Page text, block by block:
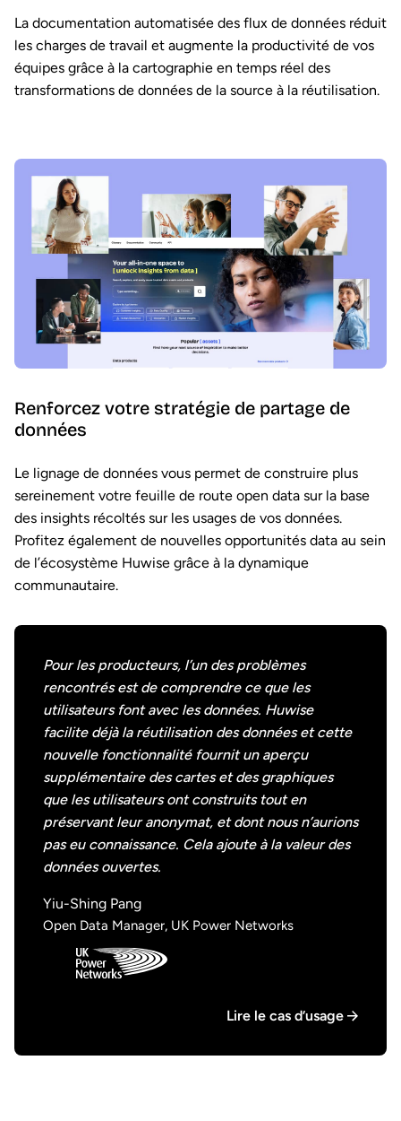
La documentation automatisée des flux de données réduit
les charges de travail et augmente la productivité de vos
équipes grâce à la cartographie en temps réel des
transformations de données de la source à la réutilisation.
Renforcez votre stratégie de partage de
données
Le lignage de données vous permet de construire plus
sereinement votre feuille de route open data sur la base
des insights récoltés sur les usages de vos données.
Profitez également de nouvelles opportunités data au sein
de l’écosystème Huwise grâce à la dynamique
communautaire.
Pour les producteurs, l’un des problèmes
rencontrés est de comprendre ce que les
utilisateurs font avec les données. Huwise
facilite déjà la réutilisation des données et cette
nouvelle fonctionnalité fournit un aperçu
supplémentaire des cartes et des graphiques
que les utilisateurs ont construits tout en
préservant leur anonymat, et dont nous n’aurions
pas eu connaissance. Cela ajoute à la valeur des
données ouvertes.
Yiu-Shing Pang
Open Data Manager, UK Power Networks
Lire le cas d’usage